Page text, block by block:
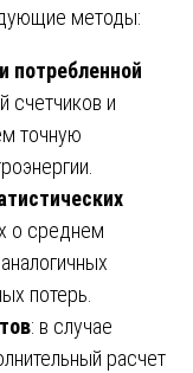
методы:
потребленной
счетчиков и
точную
о среднем
потерь.
: в случае
расчет